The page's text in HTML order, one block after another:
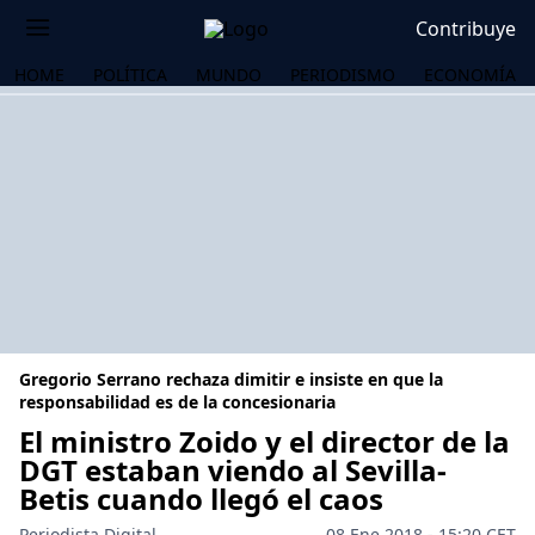
Contribuye
HOME POLÍTICA MUNDO PERIODISMO ECONOMÍA
Gregorio Serrano rechaza dimitir e insiste en que la
responsabilidad es de la concesionaria
El ministro Zoido y el director de la
DGT estaban viendo al Sevilla-
Betis cuando llegó el caos